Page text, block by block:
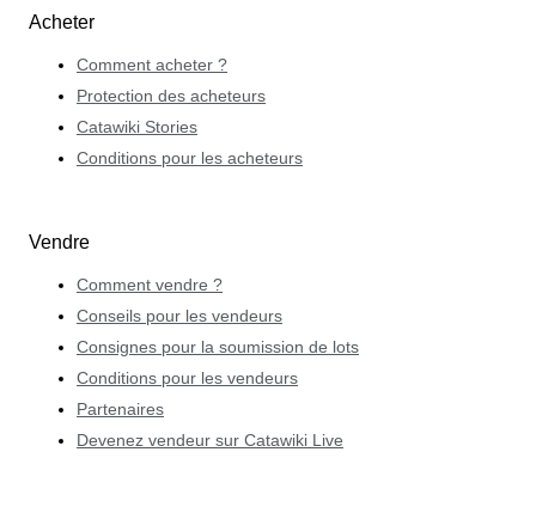
Acheter
Comment acheter ?
Protection des acheteurs
Catawiki Stories
Conditions pour les acheteurs
Vendre
Comment vendre ?
Conseils pour les vendeurs
Consignes pour la soumission de lots
Conditions pour les vendeurs
Partenaires
Devenez vendeur sur Catawiki Live